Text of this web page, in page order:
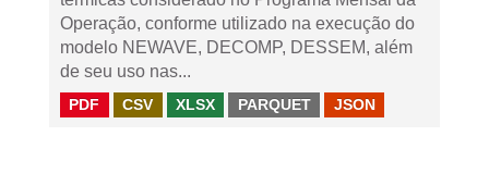
Operação, conforme utilizado na execução do
modelo NEWAVE, DECOMP, DESSEM, além
de seu uso nas...
PDF CSV XLSX PARQUET JSON